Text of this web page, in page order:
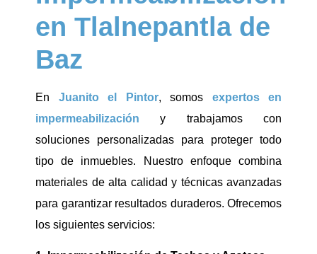
en Tlalnepantla de
Baz
En Juanito el Pintor, somos expertos en
impermeabilización y trabajamos con
soluciones personalizadas para proteger todo
tipo de inmuebles. Nuestro enfoque combina
materiales de alta calidad y técnicas avanzadas
para garantizar resultados duraderos. Ofrecemos
los siguientes servicios: